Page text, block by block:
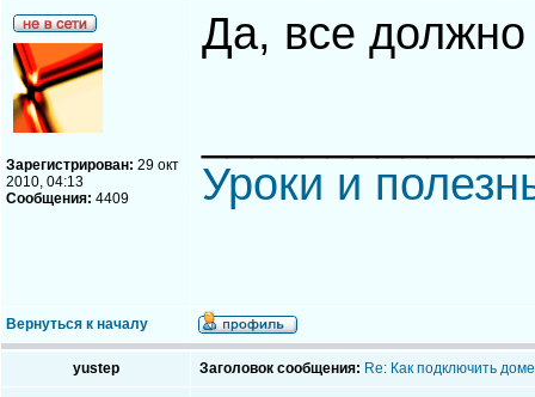
Зарегистрирован: 29 окт
2010, 04:13
Сообщения: 4409
Да, все должно
Уроки и
Вернуться к началу
yustep Заголовок сообщения: Re: Как подключить